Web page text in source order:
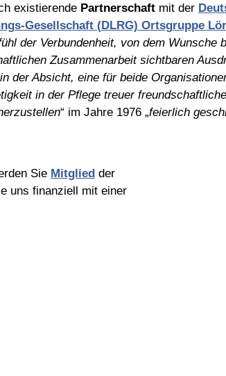
existierende Partnerschaft mit der
Gesellschaft (DLRG) Ortsgruppe
der Verbundenheit, von dem Wunsche
Zusammenarbeit sichtbaren
der Absicht, eine für beide
in der Pflege treuer
“ im Jahre 1976 „feierlich
Sie Mitglied der
uns finanziell mit einer